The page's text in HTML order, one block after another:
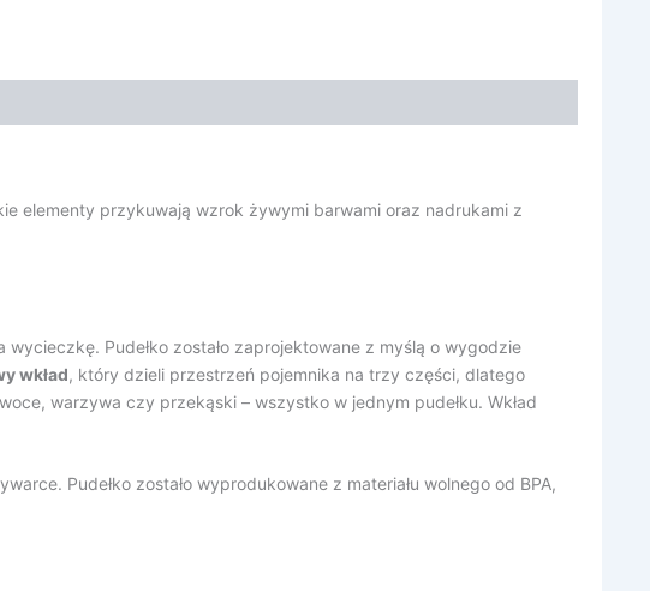
elementy przykuwają wzrok żywymi barwami oraz nadrukami z
Pudełko zostało zaprojektowane z myślą o wygodzie
wkład, który dzieli przestrzeń pojemnika na trzy części, dlatego
warzywa czy przekąski – wszystko w jednym pudełku. Wkład
Pudełko zostało wyprodukowane z materiału wolnego od BPA,